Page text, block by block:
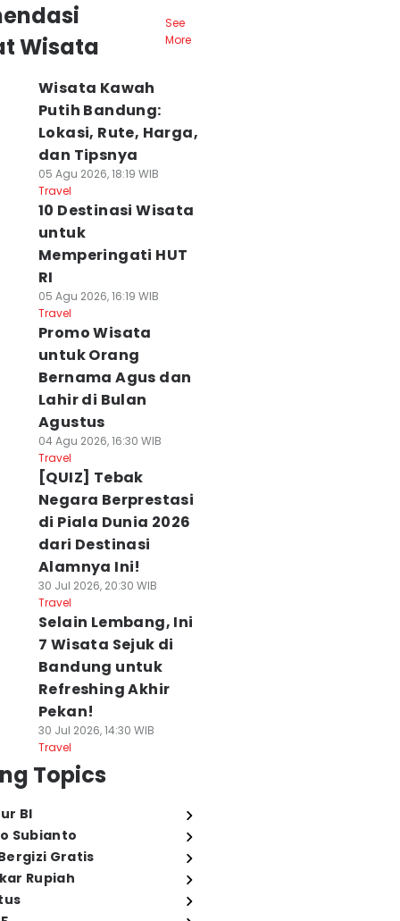
Wisata
See
More
Wisata Kawah
Putih Bandung:
Lokasi, Rute, Harga,
dan Tipsnya
05 Agu 2026, 18:19 WIB
Travel
10 Destinasi Wisata
untuk
Memperingati HUT
RI
05 Agu 2026, 16:19 WIB
Travel
Promo Wisata
untuk Orang
Bernama Agus dan
Lahir di Bulan
Agustus
04 Agu 2026, 16:30 WIB
Travel
[QUIZ] Tebak
Negara Berprestasi
di Piala Dunia 2026
dari Destinasi
Alamnya Ini!
30 Jul 2026, 20:30 WIB
Travel
Selain Lembang, Ini
7 Wisata Sejuk di
Bandung untuk
Refreshing Akhir
Pekan!
30 Jul 2026, 14:30 WIB
Travel
Topics
BI
Subianto
Gratis
Rupiah